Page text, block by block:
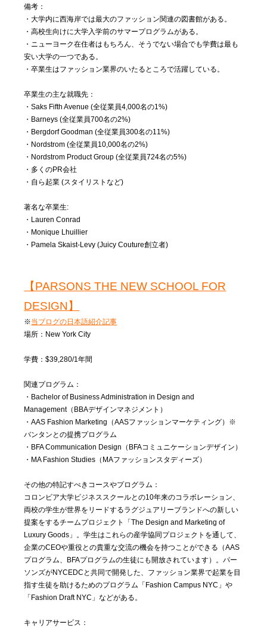
備考：
・大学内に西海岸では最大のファッション関連の図書館がある。
・高校生向けに大学入学前のサマープログラムがある。
・ニューヨーク在住者はもちろん、そうでない場合でも学費は最も
安い大学の一つである。
・卒業生はファッション業界のいたるところで活躍している。
卒業生の主な就職先：
・Saks Fifth Avenue (全従業員4,000名の1%)
・Barneys (全従業員700名の2%)
・Bergdorf Goodman (全従業員300名の11%)
・Nordstrom (全従業員10,000名の2%)
・Nordstrom Product Group (全従業員724名の5%)
・多くのPR会社
・自ら起業 (スタイリストなど)
著名な卒業生:
・Lauren Conrad
・Monique Lhuillier
・Pamela Skaist-Levy (Juicy Couture創立者)
【PARSONS THE NEW SCHOOL FOR
DESIGN】
※当ブログの日本語紹介記事
場所：New York City
学費：$39,280/1年間
関連プログラム：
・Bachelor of Business Administration in Design and
Management（BBAデザインマネジメント）
・AAS Fashion Marketing（AASファッションマーケティング）※
バンタンとの提携プログラム
・BFA Communication Design（BFAコミュニケーションデザイン）
・MA Fashion Studies（MAファッションスタディーズ）
その他の特記すべきコースやプログラム：
コロンビア大学ビジネススクールとの10年来のコラボレーション、
両校の学生が世界をリードするラグジュアリーブランドへの新しい
提案をするチームプロジェクト「The Design and Marketing of
Luxury Goods」。学生はこれらの産学協同プロジェクトを通して、
企業のCEOや重役との貴重な交流の機会を持つことができる（AAS
プログラム、BFAプログラムの生徒にも開放されています）。パー
ソンズがNYCEDCと共同で開発した、ファッション業界で起業を目
指す生徒を助けるためのプログラム「Fashion Campus NYC」や
「Fashion Draft NYC」などがある。
キャリアサービス：